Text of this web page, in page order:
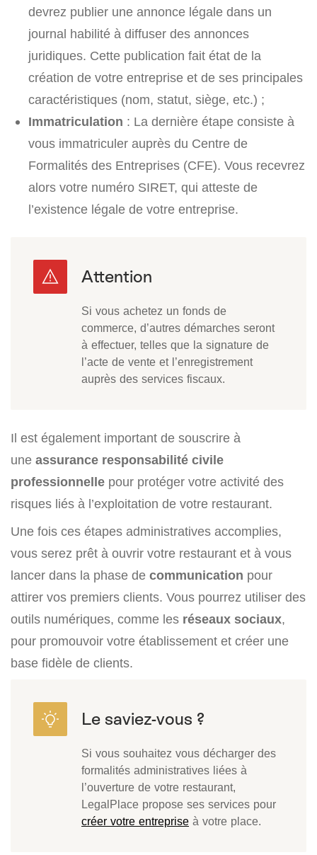
devrez publier une annonce légale dans un
journal habilité à diffuser des annonces
juridiques. Cette publication fait état de la
création de votre entreprise et de ses principales
caractéristiques (nom, statut, siège, etc.) ;
Immatriculation : La dernière étape consiste à
vous immatriculer auprès du Centre de
Formalités des Entreprises (CFE). Vous recevrez
alors votre numéro SIRET, qui atteste de
l’existence légale de votre entreprise.
Si vous achetez un fonds de
commerce, d’autres démarches seront
à effectuer, telles que la signature de
l’acte de vente et l’enregistrement
auprès des services fiscaux.
Il est également important de souscrire à
une assurance responsabilité civile
professionnelle pour protéger votre activité des
risques liés à l’exploitation de votre restaurant.
Une fois ces étapes administratives accomplies,
vous serez prêt à ouvrir votre restaurant et à vous
lancer dans la phase de communication pour
attirer vos premiers clients. Vous pourrez utiliser des
outils numériques, comme les réseaux sociaux,
pour promouvoir votre établissement et créer une
base fidèle de clients.
Si vous souhaitez vous décharger des
formalités administratives liées à
l’ouverture de votre restaurant,
LegalPlace propose ses services pour
créer votre entreprise à votre place.